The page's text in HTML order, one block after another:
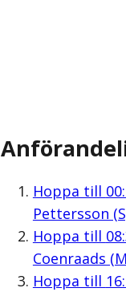
Hoppa till
Pettersson
Hoppa till
Coenraads
Hoppa till